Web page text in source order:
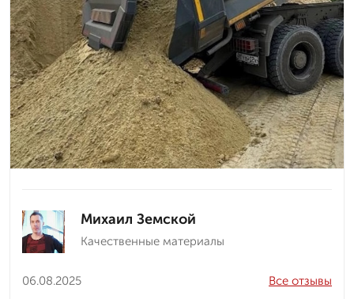
Михаил Земской
Качественные материалы
06.08.2025
Все отзывы